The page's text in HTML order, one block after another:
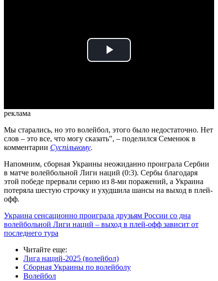
Play
реклама
Мы старались, но это волейбол, этого было недостаточно. Нет
слов – это все, что могу сказать", – поделился Семенюк в
комментарии Суспільному.
Напомним, сборная Украины неожиданно проиграла Сербии
в матче волейбольной Лиги наций (0:3). Сербы благодаря
этой победе прервали серию из 8-ми поражений, а Украина
потеряла шестую строчку и ухудшила шансы на выход в плей-
офф.
Украина сенсационно проиграла друзьям России со дна
волейбольной Лиги наций – выход в плей-офф зависит от
последнего тура
Читайте еще:
Лига наций-2025 (волейбол)
Сборная Украины по волейболу
Волейбол